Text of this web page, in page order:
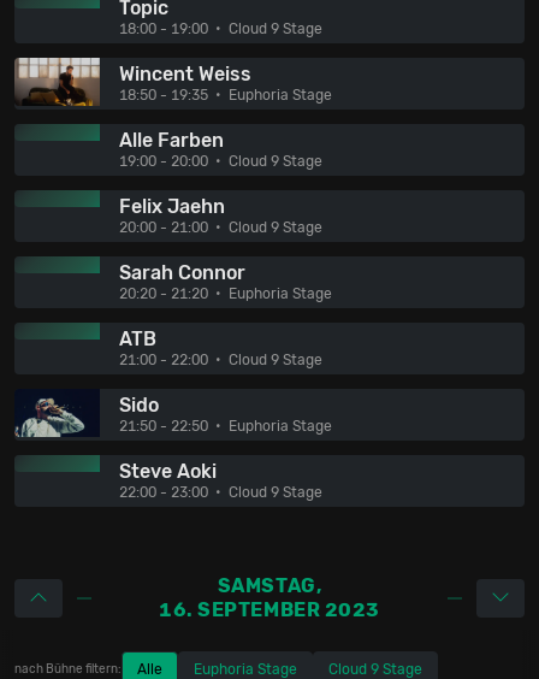
Topic
18:00 - 19:00 Cloud 9 Stage
Wincent Weiss
18:50 - 19:35 Euphoria Stage
Alle Farben
19:00 - 20:00 Cloud 9 Stage
Felix Jaehn
20:00 - 21:00 Cloud 9 Stage
Sarah Connor
20:20 - 21:20 Euphoria Stage
ATB
21:00 - 22:00 Cloud 9 Stage
Sido
21:50 - 22:50 Euphoria Stage
Steve Aoki
22:00 - 23:00 Cloud 9 Stage
SAMSTAG,
16. SEPTEMBER 2023
nach Bühne filtern: Alle Euphoria Stage Cloud 9 Stage